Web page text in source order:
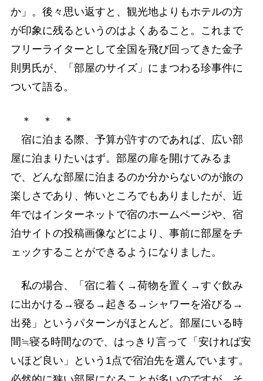
か」。後々思い返すと、観光地よりもホテルの方
が印象に残るというのはよくあること。これまで
フリーライターとして全国を飛び回ってきた金子
則男氏が、「部屋のサイズ」にまつわる珍事件に
ついて語る。
＊ ＊ ＊
宿に泊まる際、予算が許すのであれば、広い部
屋に泊まりたいはず。部屋の扉を開けてみるま
で、どんな部屋に泊まるのか分からないのが旅の
楽しさであり、怖いところでもありましたが、近
年ではインターネットで宿のホームページや、宿
泊サイトの投稿画像などにより、事前に部屋をチ
ェックすることができるようになりました。
私の場合、「宿に着く→荷物を置く→すぐ飲み
に出かける→寝る→起きる→シャワーを浴びる→
出発」というパターンがほとんど。部屋にいる時
間≒寝る時間なので、はっきり言って「安ければ安
いほど良い」という1点で宿泊先を選んでいます。